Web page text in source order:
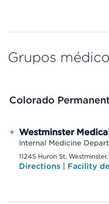
Grupos
Colorado
+ Westminster
Internal Medicine
11245 Huron St,
Directions | Facility